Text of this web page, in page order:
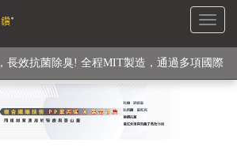
Toggle
纖維素材), 機能貼身衣物No. 1
長效抗菌除臭! 全程MIT製造，通過多項國際
檢驗
纖維長效PP能量護膝! 支撐. 包覆感. 超透氣.